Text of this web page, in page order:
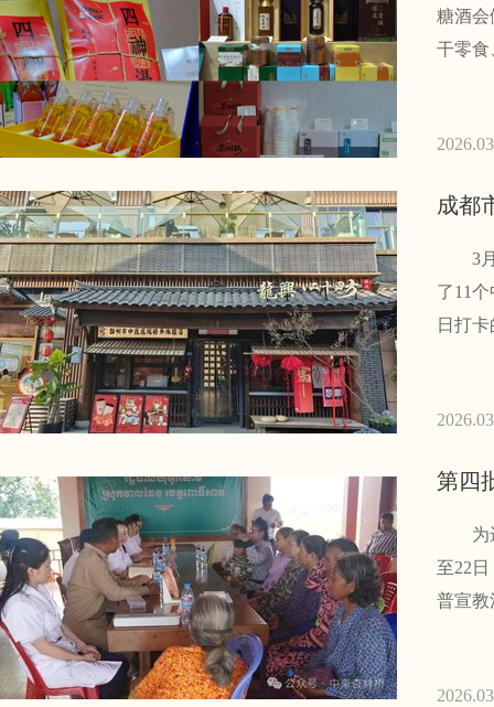
糖酒会
干零食
成都
3月
了11
日打
第四
为进
至22
普宣